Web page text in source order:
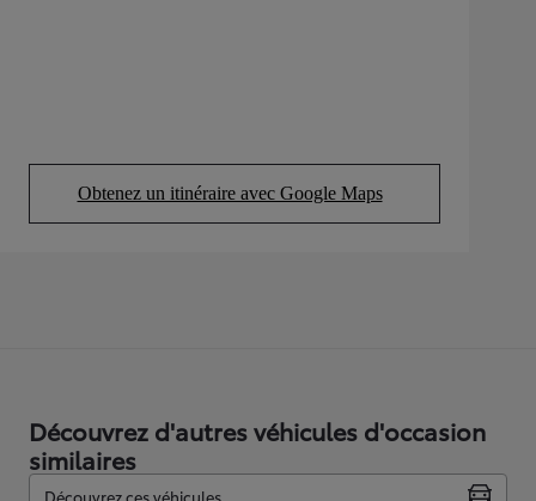
Obtenez un itinéraire avec Google Maps
(Opens in new tab)
Découvrez d'autres véhicules d'occasion
similaires
Découvrez ces véhicules